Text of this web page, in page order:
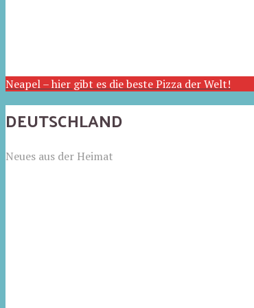
Neapel – hier gibt es die beste Pizza der Welt!
DEUTSCHLAND
Neues aus der Heimat